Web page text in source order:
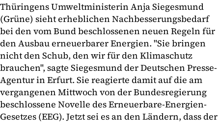
Thüringens Umweltministerin Anja Siegesmund
(Grüne) sieht erheblichen Nachbesserungsbedarf
bei den vom Bund beschlossenen neuen Regeln für
den Ausbau erneuerbarer Energien. "Sie bringen
nicht den Schub, den wir für den Klimaschutz
brauchen", sagte Siegesmund der Deutschen Presse-
Agentur in Erfurt. Sie reagierte damit auf die am
vergangenen Mittwoch von der Bundesregierung
beschlossene Novelle des Erneuerbare-Energien-
Gesetzes (EEG). Jetzt sei es an den Ländern, dass der